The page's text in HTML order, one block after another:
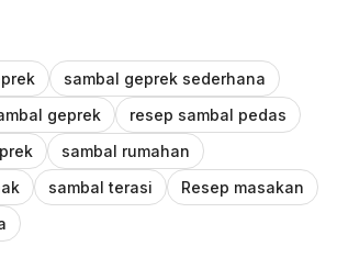
sambal geprek sederhana
geprek
resep sambal pedas
sambal rumahan
sambal terasi
Resep masakan